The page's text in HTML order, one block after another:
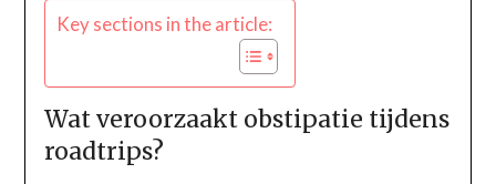
Key sections in the article:
Wat veroorzaakt obstipatie tijdens
roadtrips?